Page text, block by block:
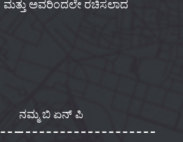
ಮತ್ತು ಅವರಿಂದಲೇ ರಚಿಸಲಾದ
ನಮ್ಮ ಬಿ ಏನ್ ಪಿ